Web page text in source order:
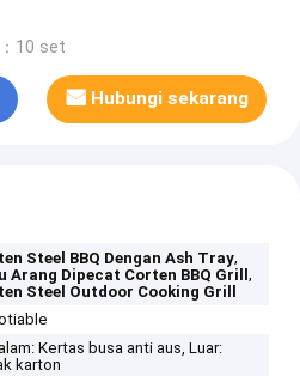
10 set
Hubungi sekarang
Steel BBQ Dengan Ash Tray,
Arang Dipecat Corten BBQ Grill,
Steel Outdoor Cooking Grill
Kertas busa anti aus, Luar:
karton